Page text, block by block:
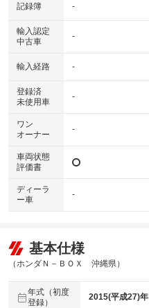
記録簿 -
輸入認定
中古車
-
輸入経路 -
登録済
未使用車
-
ワン
オーナー
-
車両状態
評価書
ディーラ
ー車
-
基本仕様
（ホンダＮ－ＢＯＸ 沖縄県）
年式（初度
登録）
2015(平成27)年